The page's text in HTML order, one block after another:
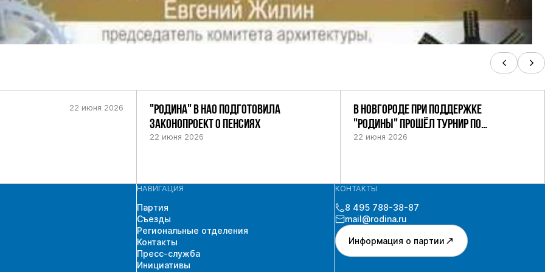
22 июня 2026
"РОДИНА" В НАО ПОДГОТОВИЛА
ЗАКОНОПРОЕКТ О ПЕНСИЯХ
22 июня 2026
В НОВГОРОДЕ ПРИ ПОДДЕРЖКЕ
"РОДИНЫ" ПРОШЁЛ ТУРНИР ПО
ШАХМАТАМ СРЕДИ СИЛОВИКОВ
22 июня 2026
НАВИГАЦИЯ
Партия
Съезды
Региональные отделения
Контакты
Пресс-служба
Инициативы
КОНТАКТЫ
8 495 788-38-87
mail@rodina.ru
Информация о партии